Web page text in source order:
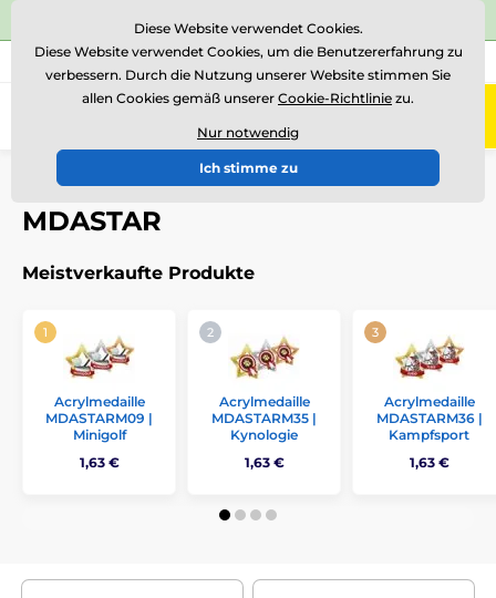
⭐Siehe 504 verifizierte Bewertungen auf
Rufen Sie uns an (Mo-Fr 15-18) +43 676 361 37 22
0
Einführung Acrylmedaillen
MDASTAR
Meistverkaufte Produkte
Acrylmedaille
MDASTARM09 |
Minigolf
1,63 €
Acrylmedaille
MDASTARM35 |
Kynologie
1,63 €
Acrylmedaille
MDASTARM36 |
Kampfsport
1,63 €
Diese Website verwendet Cookies.
Diese Website verwendet Cookies, um die Benutzererfahrung zu
verbessern. Durch die Nutzung unserer Website stimmen Sie
allen Cookies gemäß unserer Cookie-Richtlinie zu.
Nur notwendig
Ich stimme zu